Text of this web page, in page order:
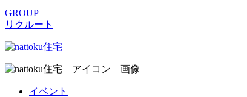
GROUP
リクルート
イベント